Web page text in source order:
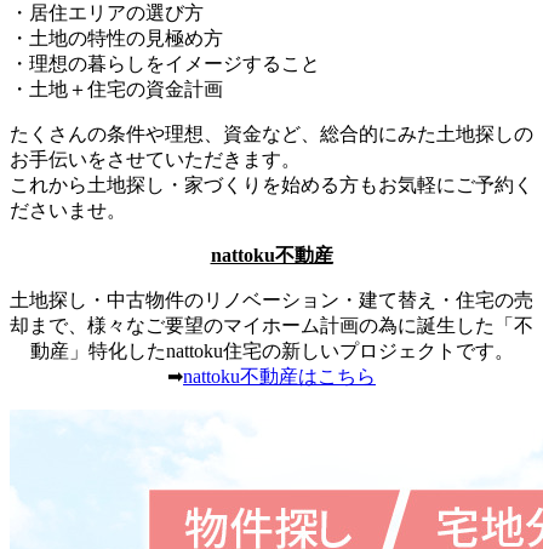
・居住エリアの選び方
・土地の特性の見極め方
・理想の暮らしをイメージすること
・土地＋住宅の資金計画
たくさんの条件や理想、資金など、総合的にみた土地探しの
お手伝いをさせていただきます。
これから土地探し・家づくりを始める方もお気軽にご予約く
ださいませ。
nattoku不動産
土地探し・中古物件のリノベーション・建て替え・住宅の売
却まで、様々なご要望のマイホーム計画の為に誕生した「不
動産」特化したnattoku住宅の新しいプロジェクトです。
➡nattoku不動産はこちら